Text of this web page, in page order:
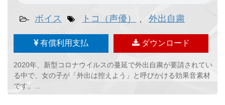
- ボイス トコ（声優） 外出自粛
有償利用支払 ダウンロード
2020年、新型コロナウイルスの蔓延で外出自粛が要請されてい
る中で、女の子が「外出は控えよう」と呼びかける効果音素材
です。...